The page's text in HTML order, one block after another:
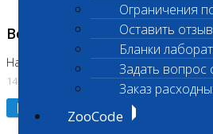
Ограничения
Оставить
Бланки
Задать вопрос
Заказ
ZooCode
Возобновлено выполнение
На Нагорной (Код 961, 962)
14.07.2026
Подробнее